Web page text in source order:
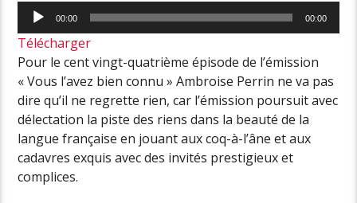
Lecteur
audio
00:00 00:00
Télécharger
Pour le cent vingt-quatrième épisode de l’émission
« Vous l’avez bien connu » Ambroise Perrin ne va pas
dire qu’il ne regrette rien, car l’émission poursuit avec
délectation la piste des riens dans la beauté de la
langue française en jouant aux coq-à-l’âne et aux
cadavres exquis avec des invités prestigieux et
complices.